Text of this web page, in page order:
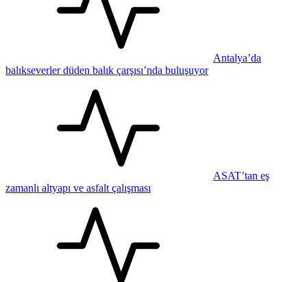
Antalya’da
balıkseverler düden balık çarşısı’nda buluşuyor
ASAT’tan eş
zamanlı altyapı ve asfalt çalışması